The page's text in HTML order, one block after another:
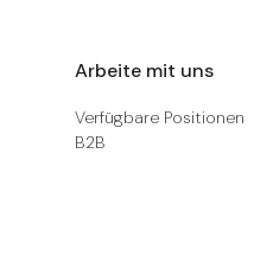
Arbeite mit uns
Verfügbare Positionen
B2B